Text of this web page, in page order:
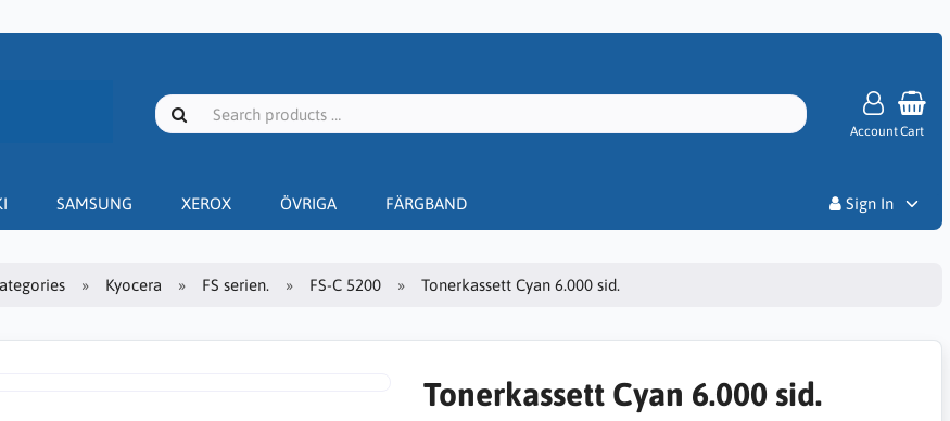
AccountCart
SAMSUNG XEROX ÖVRIGA FÄRGBAND
Sign In
Kyocera FS serien. FS-C 5200 Tonerkassett Cyan 6.000 sid.
Tonerkassett Cyan 6.000 sid.